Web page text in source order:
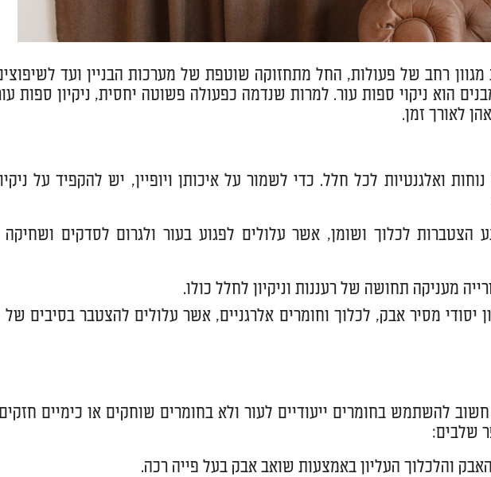
רחב של פעולות, החל מתחזוקה שוטפת של מערכות הבניין ועד
הוא ניקוי ספות עור. למרות שנדמה כפעולה פשוטה יחסית, ניקיון ספות
לאורך זמן.
ואלגנטיות לכל חלל. כדי לשמור על איכותן ויופיין, יש להקפיד על
הצטברות לכלוך ושומן, אשר עלולים לפגוע בעור ולגרום לסדקים ושחיקה
מעניקה תחושה של רעננות וניקיון לחלל כולו.
יסודי מסיר אבק, לכלוך וחומרים אלרגניים, אשר עלולים להצטבר בסיבים של
להשתמש בחומרים ייעודיים לעור ולא בחומרים שוחקים או כימיים
שלבים:
והלכלוך העליון באמצעות שואב אבק בעל פייה רכה.